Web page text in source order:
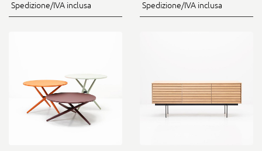
Spedizione/IVA inclusa
Spedizione/IVA inclusa